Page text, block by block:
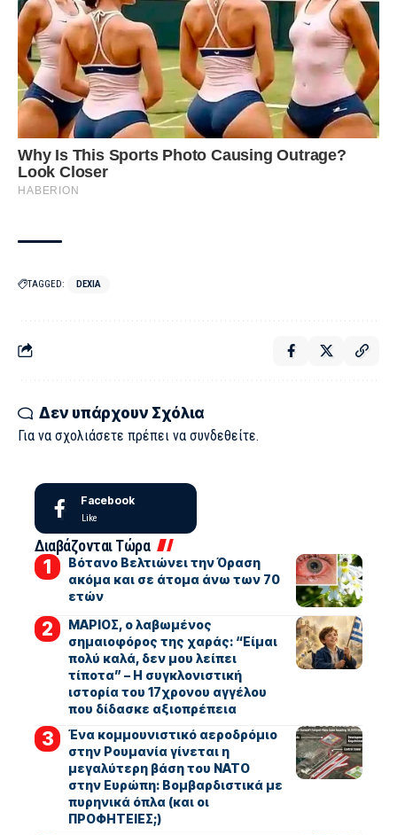
TAGGED: DEXIA
Δεν υπάρχουν Σχόλια
Για να σχολιάσετε πρέπει να συνδεθείτε.
Facebook
Like
Διαβάζονται Τώρα
Βότανο Βελτιώνει την Όραση
ακόμα και σε άτομα άνω των 70
ετών
ΜΑΡΙΟΣ, ο λαβωμένος
σημαιοφόρος της χαράς: “Είμαι
πολύ καλά, δεν μου λείπει
τίποτα” – Η συγκλονιστική
ιστορία του 17χρονου αγγέλου
που δίδασκε αξιοπρέπεια
Ένα κομμουνιστικό αεροδρόμιο
στην Ρουμανία γίνεται η
μεγαλύτερη βάση του ΝΑΤΟ
στην Ευρώπη: Βομβαρδιστικά με
πυρηνικά όπλα (και οι
ΠΡΟΦΗΤΕΙΕΣ;)